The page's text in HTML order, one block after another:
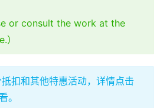
or consult the work at the
扣和其他特惠活动，详情点击
。